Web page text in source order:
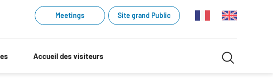
Meetings Site grand Public
Accueil des visiteurs Recherche